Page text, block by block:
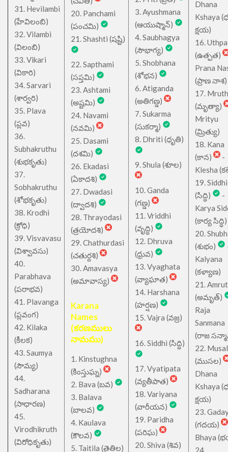
31. Hevilambi
(హేవిలంబి)
32. Vilambi
(విలంబి)
33. Vikari
(వికారి)
34. Sarvari
(శార్వరి)
35. Plava
(ప్లవ)
36.
Subhakruthu
(శుభకృతు)
37.
Sobhakruthu
(శోభకృతు)
38. Krodhi
(క్రోధి)
39. Visvavasu
(విశ్వావసు)
40.
Parabhava
(పరాభవ)
41. Plavanga
(ప్లవంగ)
42. Kilaka
(కీలక)
43. Saumya
(సౌమ్య)
44.
Sadharana
(సాధారణ)
45.
Virodhikruth
(విరోధికృతు)
20. Panchami
(పంచమి)
21. Shashti (షష్టి)
22. Sapthami
(సప్తమి)
23. Ashtami
(అష్టమి)
24. Navami
(నవమి)
25. Dasami
(దశమి)
26. Ekadasi
(ఏకాదశి)
27. Dwadasi
(ద్వాదశి)
28. Thrayodasi
(త్రయోదశి)
29. Chathurdasi
(చతుర్దశి)
30. Amavasya
(అమావాస్య)
Karana
Names
(కరణములు
నామము)
1. Kinstughna
(కింస్తుఘ్న)
2. Bava (బవ)
3. Balava
(బాలవ)
4. Kaulava
(కౌలవ)
5. Taitila (తైతిల)
3. Ayushmana
(ఆయుష్మాన్)
4. Saubhagya
(సౌభాగ్య)
5. Shobhana
(శోభన)
6. Atiganda
(అతిగణ్డ)
7. Sukarma
(సుకర్మా)
8. Dhriti (ధృతి)
9. Shula (శూల)
10. Ganda
(గణ్డ)
11. Vriddhi
(వృద్ధి)
12. Dhruva
(ధ్రువ)
13. Vyaghata
(వ్యాఘాత)
14. Harshana
(హర్షణ)
15. Vajra (వజ్ర)
16. Siddhi (సిద్ధి)
17. Vyatipata
(వ్యతీపాత)
18. Variyana
(వారీయన)
19. Paridha
(పరిఘ)
20. Shiva (శివ)
Dhana
Kshaya
క్షయ)
16.
(ఉత్పత)
Prana
(ప్రాణ నాశ)
17.
(మృత్యా)
Mrityu
(మ్రిత్యు)
18. Kana
(కాన)
-
Klesha
19. Siddhi
(సిద్ధి)
-
Karya
(కార్య సిద్ధి)
20.
(శుభం)
Kalyana
(కళ్యాణ)
21.
(అమృత్)
Raja
Sanmana
(రాజ
22.
(ముసల)
Dhana
Kshaya
క్షయ)
23.
(గదయ)
Bhaya
24.